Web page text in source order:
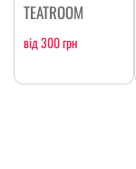
TEATROOM
від 300 грн